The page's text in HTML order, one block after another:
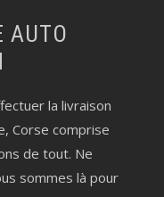
la livraison
Corse comprise
de tout. Ne
sommes là pour